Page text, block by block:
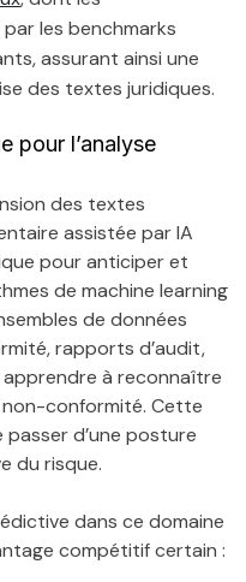
les benchmarks
assurant ainsi une
des textes juridiques.
pour l’analyse
des textes
assistée par IA
pour anticiper et
de machine learning
de données
rapports d’audit,
à reconnaître
non-conformité. Cette
d’une posture
du risque.
dans ce domaine
compétitif certain :